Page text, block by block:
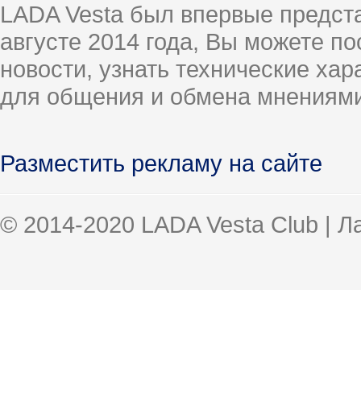
LADA Vesta был впервые
августе 2014 года, Вы можете
новости, узнать технические
для общения и обмена
Разместить рекламу на сайте
© 2014-2020 LADA Vesta Club |